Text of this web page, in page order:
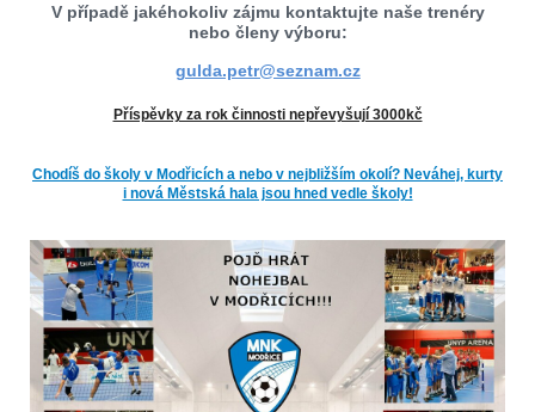
V případě jakéhokoliv zájmu kontaktujte naše trenéry
nebo členy výboru:
gulda.petr@seznam.cz
Příspěvky za rok činnosti nepřevyšují 3000kč
Chodíš do školy v Modřicích a nebo v nejbližším okolí? Neváhej, kurty
i nová Městská hala jsou hned vedle školy!